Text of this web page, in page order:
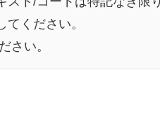
ください。
さい。